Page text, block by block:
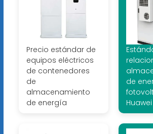
Precio estándar de
equipos eléctricos
de contenedores
de
almacenamiento
de energía
de
Huawei